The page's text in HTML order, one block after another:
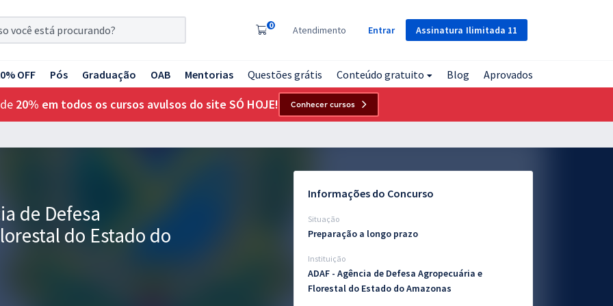
Assinatura Ilimitada 11
0 Atendimento Entrar
OFF Pós Graduação OAB Mentorias Questões grátis Conteúdo gratuito Blog Aprovados
20% em todos os cursos avulsos do site SÓ HOJE! Conhecer cursos
de Defesa
do Estado do
Informações do Concurso
Situação
Preparação a longo prazo
Instituição
ADAF - Agência de Defesa Agropecuária e
Florestal do Estado do Amazonas